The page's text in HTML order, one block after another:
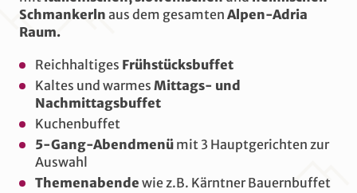
Nassfeld/Hermagor und den
Pressegger See!
Die +CARD kann während eures
Aufenthalts beliebig oft verwendet
werden.
Öffentliche Verkehrsmittel
Region
Bergbahnen kostenlos –
Liftfahren
Schmankerln aus dem gesamten Alpen-Adria
Raum.
Reichhaltiges Frühstücksbuffet
Kaltes und warmes Mittags- und
Nachmittagsbuffet
Kuchenbuffet
5-Gang-Abendmenü mit 3 Hauptgerichten zur
Auswahl
Themenabende wie z.B. Kärntner Bauernbuffet